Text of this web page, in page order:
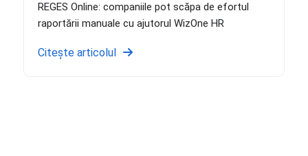
REGES Online: companiile pot scăpa de efortul
raportării manuale cu ajutorul WizOne HR
Citește articolul